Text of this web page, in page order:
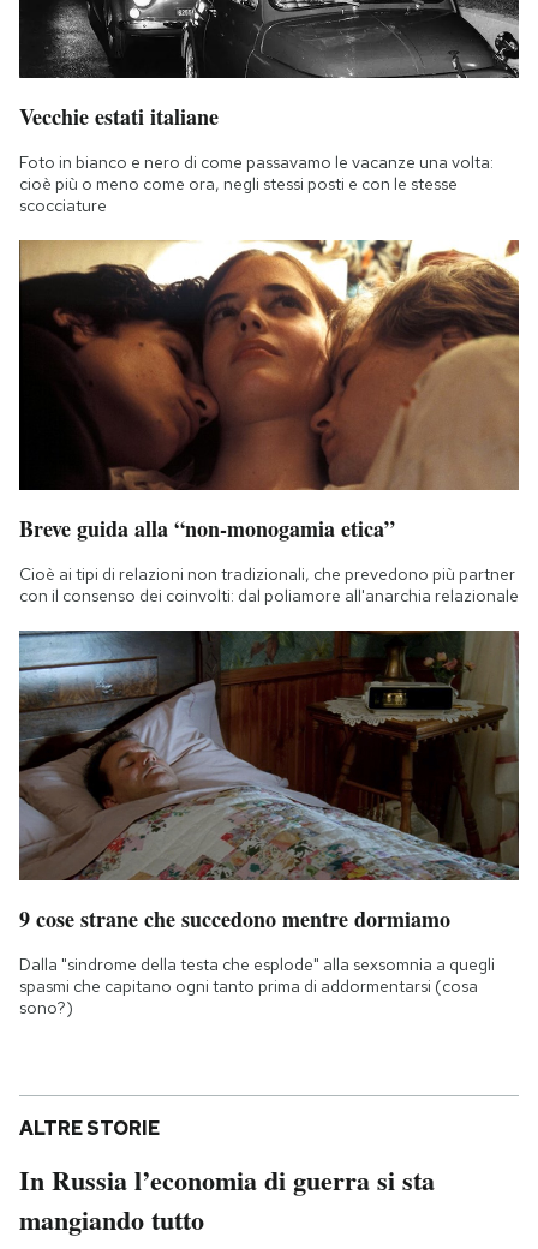
Vecchie estati italiane
Foto in bianco e nero di come passavamo le vacanze una volta:
cioè più o meno come ora, negli stessi posti e con le stesse
scocciature
Breve guida alla “non-monogamia etica”
Cioè ai tipi di relazioni non tradizionali, che prevedono più partner
con il consenso dei coinvolti: dal poliamore all'anarchia relazionale
9 cose strane che succedono mentre dormiamo
Dalla "sindrome della testa che esplode" alla sexsomnia a quegli
spasmi che capitano ogni tanto prima di addormentarsi (cosa
sono?)
ALTRE STORIE
In Russia l’economia di guerra si sta
mangiando tutto